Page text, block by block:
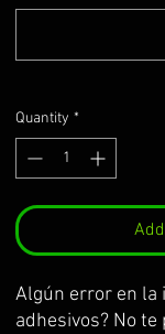
Quantity *
Algún error en la
adhesivos? No te